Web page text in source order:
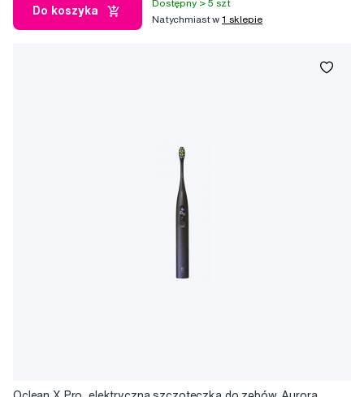
Do koszyka
Dostępny > 5 szt
Natychmiast w1 sklepie